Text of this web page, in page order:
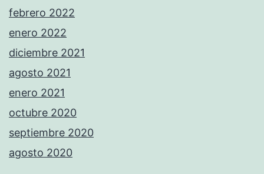
febrero 2022
enero 2022
diciembre 2021
agosto 2021
enero 2021
octubre 2020
septiembre 2020
agosto 2020